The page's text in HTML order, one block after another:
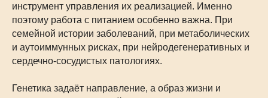
инструмент управления их реализацией. Именно
поэтому работа с питанием особенно важна. При
семейной истории заболеваний, при метаболических
и аутоиммунных рисках, при нейродегенеративных и
сердечно-сосудистых патологиях.
Генетика задаёт направление, а образ жизни и